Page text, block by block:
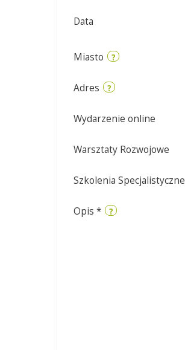
Data
Miasto ?
Adres ?
Wydarzenie online
Warsztaty Rozwojowe
Szkolenia Specjalistyczne
Opis * ?